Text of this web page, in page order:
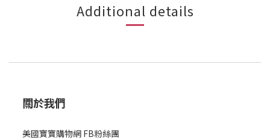
Additional details
關於我們
美國寶寶購物網 FB粉絲團